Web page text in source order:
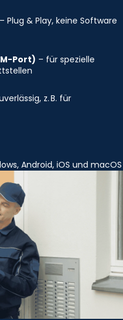
– Plug & Play, keine Software
Port) – für spezielle
z. B. für
Android, iOS und macOS